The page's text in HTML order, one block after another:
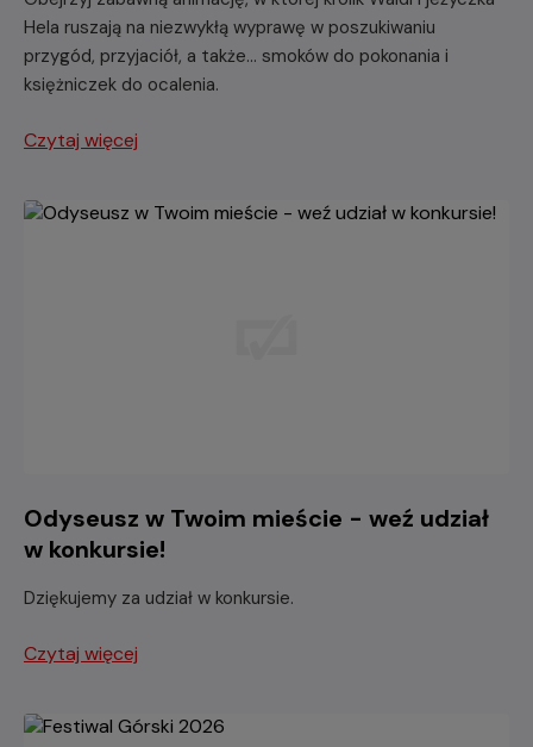
Hela ruszają na niezwykłą wyprawę w poszukiwaniu
przygód, przyjaciół, a także... smoków do pokonania i
księżniczek do ocalenia.
Czytaj więcej
Odyseusz w Twoim mieście - weź udział
w konkursie!
Dziękujemy za udział w konkursie.
Czytaj więcej